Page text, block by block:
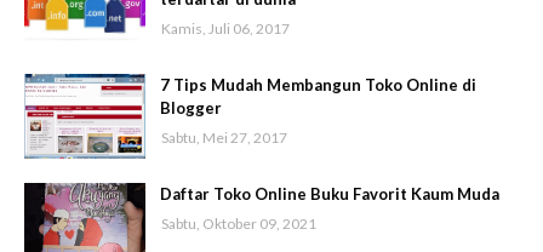
Kamis, Juli 06, 2017
7 Tips Mudah Membangun Toko Online di
Blogger
Sabtu, Mei 27, 2017
Daftar Toko Online Buku Favorit Kaum Muda
Sabtu, Oktober 09, 2021